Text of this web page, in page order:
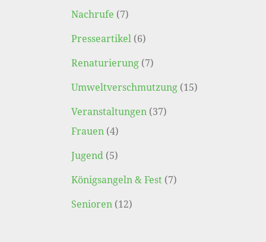
Nachrufe (7)
Presseartikel (6)
Renaturierung (7)
Umweltverschmutzung (15)
Veranstaltungen (37)
Frauen (4)
Jugend (5)
Königsangeln & Fest (7)
Senioren (12)